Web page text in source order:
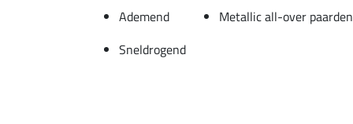
Ademend
Metallic all-over
Sneldrogend